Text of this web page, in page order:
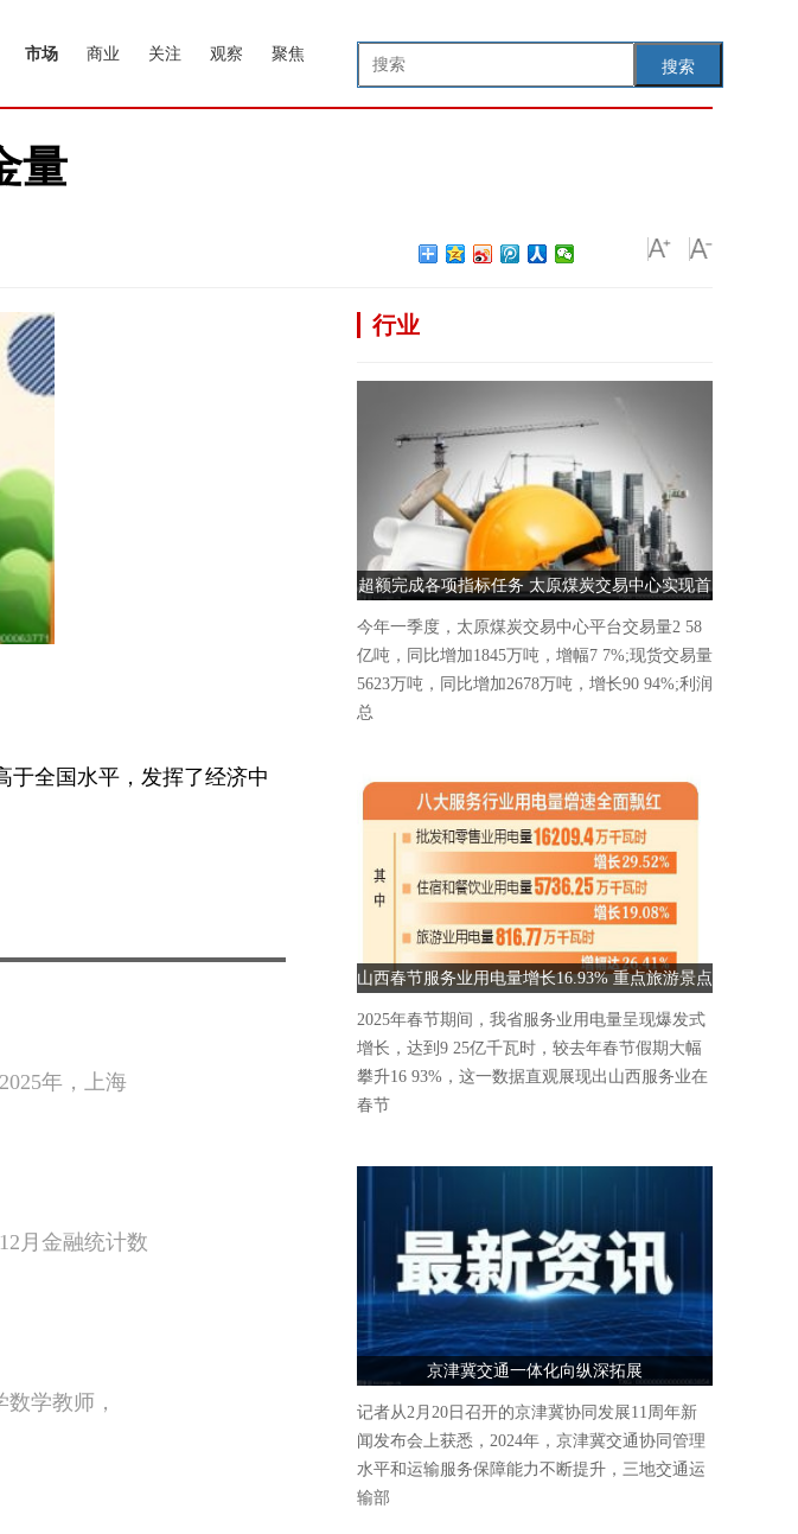
搜索
市场 商业 关注 观察 聚焦
量
于全国水平，发挥了经济中
年，上海
月金融统计数
学教师，
行业
超额完成各项指标任务 太原煤炭交易中心实现首
季“开门红”
今年一季度，太原煤炭交易中心平台交易量2 58
亿吨，同比增加1845万吨，增幅7 7%;现货交易量
5623万吨，同比增加2678万吨，增长90 94%;利润
总
山西春节服务业用电量增长16.93% 重点旅游景点
人气爆棚
2025年春节期间，我省服务业用电量呈现爆发式
增长，达到9 25亿千瓦时，较去年春节假期大幅
攀升16 93%，这一数据直观展现出山西服务业在
春节
京津冀交通一体化向纵深拓展
记者从2月20日召开的京津冀协同发展11周年新
闻发布会上获悉，2024年，京津冀交通协同管理
水平和运输服务保障能力不断提升，三地交通运
输部